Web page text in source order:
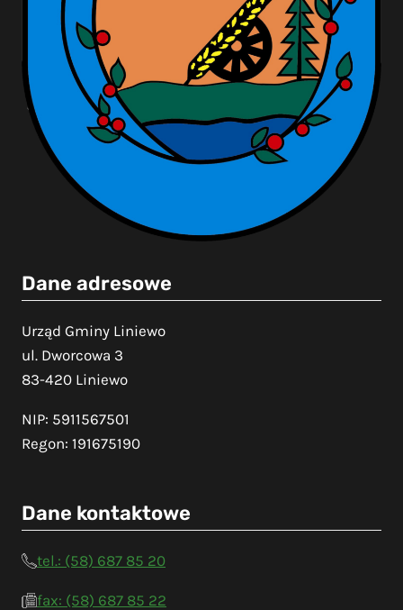
Dane adresowe
Urząd Gminy Liniewo
ul. Dworcowa 3
83-420 Liniewo
NIP: 5911567501
Regon: 191675190
Dane kontaktowe
tel.: (58) 687 85 20
fax: (58) 687 85 22